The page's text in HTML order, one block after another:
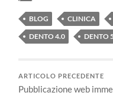
BLOG CLINICA
DENTO 4.0
DENTO
ARTICOLO PRECEDENTE
Pubblicazione web